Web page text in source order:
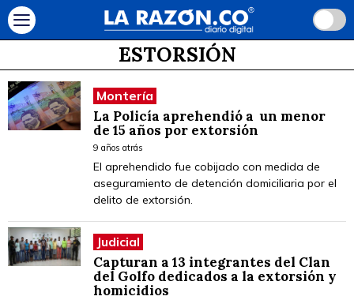
ESTORSIÓN
Montería
La Policía aprehendió a un menor
de 15 años por extorsión
9 años atrás
El aprehendido fue cobijado con medida de
aseguramiento de detención domiciliaria por el
delito de extorsión.
Judicial
Capturan a 13 integrantes del Clan
del Golfo dedicados a la extorsión y
homicidios